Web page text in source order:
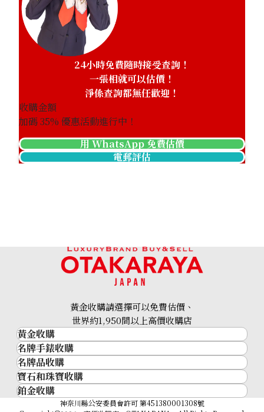
Pt･Pm900 Star Sapphire Diamond Ring 12.05ct
24小時免費隨時接受查詢！
一張相就可以估價！
淨係查詢都無任歡迎！
收購金額
加碼35% 優惠活動進行中！
用 WhatsApp 免費估價
電郵評估
黃金收購請選擇可以免費估價、
世界約1,950間以上高價收購店
黃金收購
黃金･金條
金條
金幣及銀幣
過去十年黃金價格
金飾
名牌手錶收購
名牌手錶收購
勞力士 (Rolex)
Patek Philippe
Audemars Piguet
名牌品收購
名牌品收購
HERMES
LOUIS VUITTON
寶石和珠寶收購
寶石和珠寶
鉑金收購
神奈川縣公安委員會許可 第451380001308號